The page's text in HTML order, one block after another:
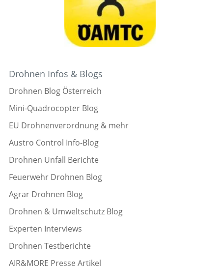
Drohnen Infos & Blogs
Drohnen Blog Österreich
Mini-Quadrocopter Blog
EU Drohnenverordnung & mehr
Austro Control Info-Blog
Drohnen Unfall Berichte
Feuerwehr Drohnen Blog
Agrar Drohnen Blog
Drohnen & Umweltschutz Blog
Experten Interviews
Drohnen Testberichte
AIR&MORE Presse Artikel